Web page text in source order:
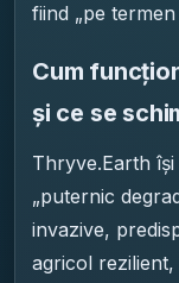
fiind „pe termen
Cum
și ce se
Thryve.Earth
„puternic
invazive,
agricol